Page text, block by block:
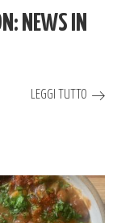
NEWS IN
LEGGI TUTTO